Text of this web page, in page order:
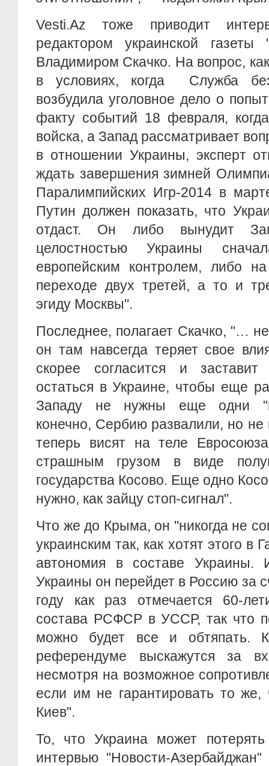
Vesti.Az тоже приводит
редактором украинской газеты
Владимиром Скачко. На вопрос,
в условиях, когда Служба
возбудила уголовное дело о
факту событий 18 февраля,
войска, а Запад рассматривает
в отношении Украины, эксперт
ждать завершения зимней
Паралимпийских Игр-2014 в
Путин должен показать, что
отдаст. Он либо вынудит
целостностью Украины
европейским контролем, либо
переходе двух третей, а то и
эгиду Москвы".
Последнее, полагает Скачко, "…
он там навсегда теряет свое
скорее согласится и
остаться в Украине, чтобы еще
Западу не нужны еще одни
конечно, Сербию развалили, но
теперь висят на теле
страшным грузом в виде
государства Косово. Еще одно
нужно, как зайцу стоп-сигнал".
Что же до Крыма, он "никогда не
украинским так, как хотят этого
автономия в составе Украины.
Украины он перейдет в Россию за
году как раз отмечается 60-
состава РСФСР в УССР, так что
можно будет все и обтяпать.
референдуме выскажутся за
несмотря на возможное
если им не гарантировать то же,
Киев".
То, что Украина может
интервью "Новости-Азербайджан"